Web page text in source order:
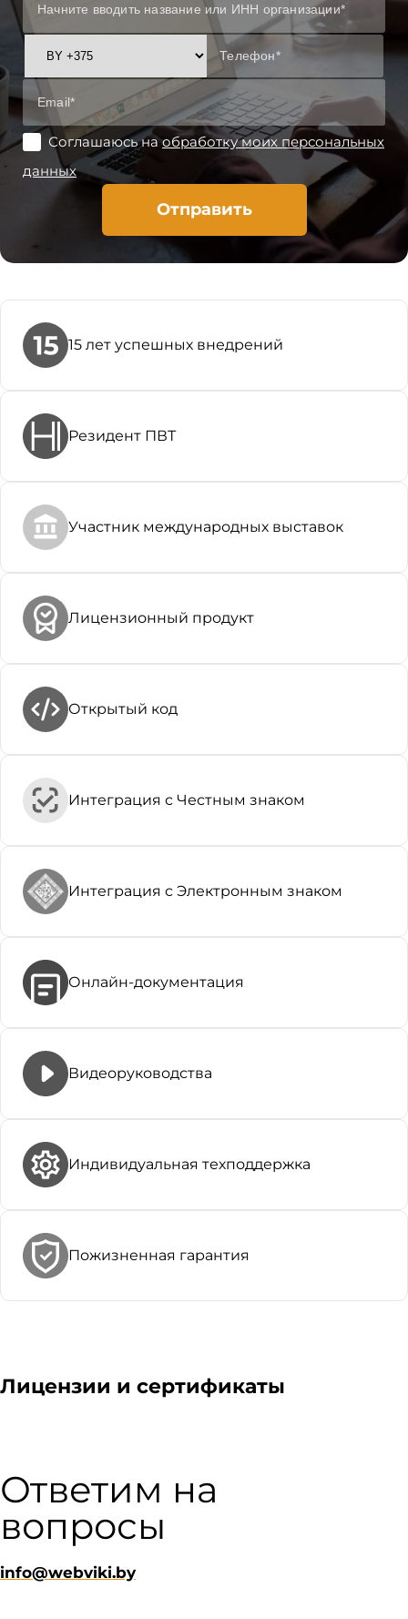
Соглашаюсь наобработку моих персональных
данных
Отправить
15 лет успешных внедрений
Резидент ПВТ
Участник международных выставок
Лицензионный продукт
Открытый код
Интеграция с Честным знаком
Интеграция с Электронным знаком
Онлайн-документация
Видеоруководства
Индивидуальная техподдержка
Пожизненная гарантия
Лицензии и сертификаты
Ответим на
вопросы
info@webviki.by